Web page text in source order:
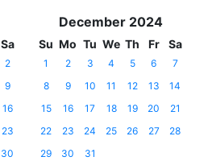
Sa
2
9
16
23
30
December 2024
Su Mo Tu We Th Fr Sa
1 2 3 4 5 6
7
8
9 10 11 12 13
14
15
16 17 18 19 20
21
22
23 24 25 26 27
28
29
30 31